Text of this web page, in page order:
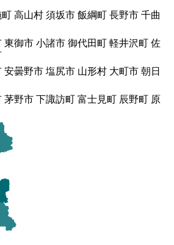
高山村 須坂市 飯綱町 長野市 千曲
東御市 小諸市 御代田町 軽井沢町 佐
安曇野市 塩尻市 山形村 大町市 朝日
茅野市 下諏訪町 富士見町 辰野町 原